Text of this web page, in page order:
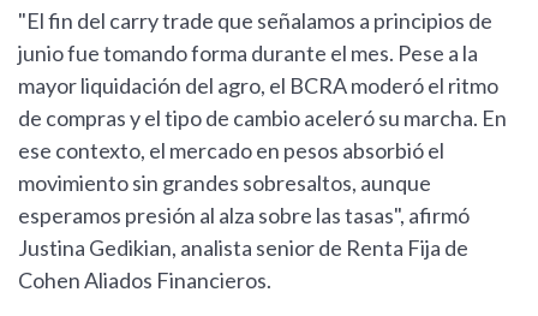
"El fin del carry trade que señalamos a principios de
junio fue tomando forma durante el mes. Pese a la
mayor liquidación del agro, el BCRA moderó el ritmo
de compras y el tipo de cambio aceleró su marcha. En
ese contexto, el mercado en pesos absorbió el
movimiento sin grandes sobresaltos, aunque
esperamos presión al alza sobre las tasas", afirmó
Justina Gedikian, analista senior de Renta Fija de
Cohen Aliados Financieros.